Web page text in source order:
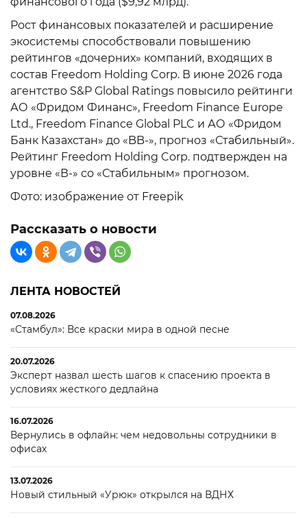
Рост финансовых показателей и расширение
экосистемы способствовали повышению
рейтингов «дочерних» компаний, входящих в
состав Freedom Holding Corp. В июне 2026 года
агентство S&P Global Ratings повысило рейтинги
АО «Фридом Финанс», Freedom Finance Еurope
Ltd., Freedom Finance Global PLC и АО «Фридом
Банк Казахстан» до «BB-», прогноз «Стабильный».
Рейтинг Freedom Holding Corp. подтвержден на
уровне «В-» со «Стабильным» прогнозом.
Фото: изображение от Freepik
Рассказать о новости
ЛЕНТА НОВОСТЕЙ
07.08.2026
«Стамбул»: Все краски мира в одной песне
20.07.2026
Эксперт назвал шесть шагов к спасению проекта в
условиях жесткого дедлайна
16.07.2026
Вернулись в офлайн: чем недовольны сотрудники в
офисах
13.07.2026
Новый стильный «Урюк» открылся на ВДНХ